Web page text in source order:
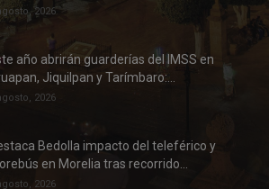
2026
año abrirán guarderías del IMSS en
Jiquilpan y Tarímbaro:...
2026
Bedolla impacto del teleférico y
en Morelia tras recorrido...
2026